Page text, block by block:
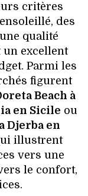
critères
des
qualité
excellent
Parmi les
figurent
Beach à
en Sicile ou
Djerba en
illustrent
vers une
le confort,